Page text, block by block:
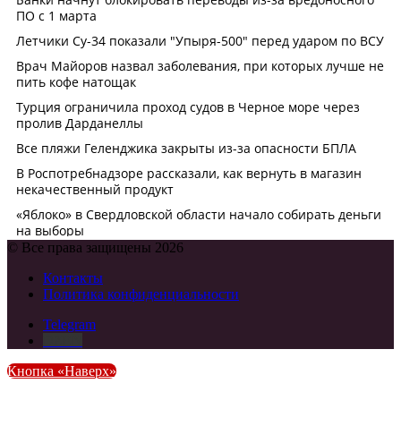
© Все права защищены 2026
Контакты
Политика конфиденциальности
Telegram
Кнопка «Наверх»